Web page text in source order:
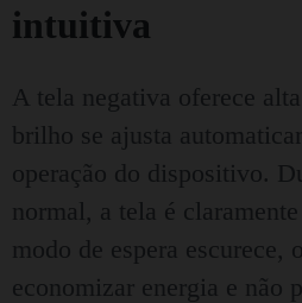
intuitiva
A tela negativa oferece
brilho se ajusta
operação do dispositivo.
normal, a tela é
modo de espera escurece,
economizar energia e não